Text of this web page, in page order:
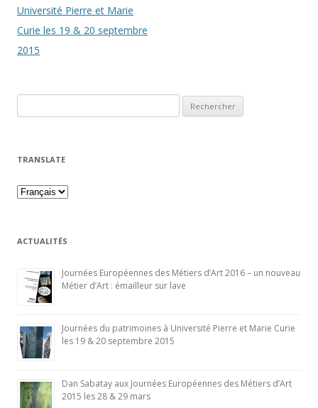
Université Pierre et Marie
Curie les 19 & 20 septembre
2015
TRANSLATE
ACTUALITÉS
Journées Européennes des Métiers d’Art 2016 – un nouveau
Métier d’Art : émailleur sur lave
Journées du patrimoines à Université Pierre et Marie Curie
les 19 & 20 septembre 2015
Dan Sabatay aux Journées Européennes des Métiers d’Art
2015 les 28 & 29 mars